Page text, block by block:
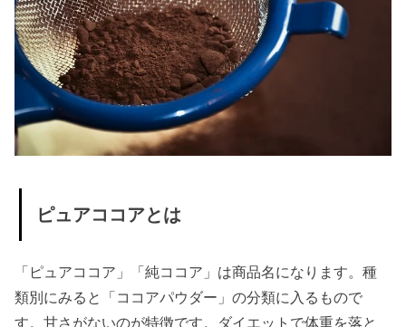
②下痢
» ココア
のデメ
リット
③頭痛
» ココア
リット
なる
› 最後に
ピュアココアとは
「ピュアココア」「純ココア」は商品名になります。種
類別にみると「ココアパウダー」の分類に入るもので
す。甘さがないのが特徴です。ダイエットで体重を落と